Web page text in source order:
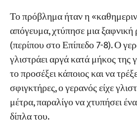
Το πρόβλημα ήταν η
απόγευμα, χτύπησε μια ξαφνική
(περίπου στο Επίπεδο 7-8). Ο
γλιστράει αργά κατά μήκος
το προσέξει κάποιος και να
σφιγκτήρες, ο γερανός είχε
μέτρα, παραλίγο να χτυπήσει
δίπλα του.